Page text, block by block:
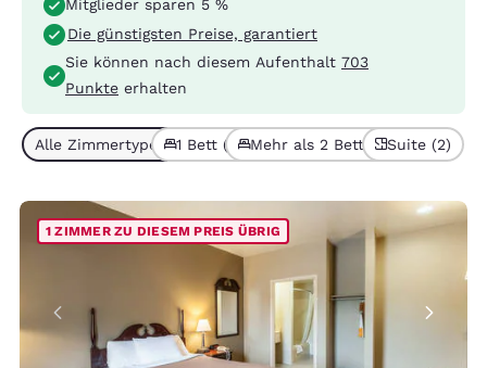
Mitglieder sparen 5 %
Die günstigsten Preise, garantiert
Sie können nach diesem Aufenthalt 703
Punkte erhalten
Alle Zimmertypen (6)1 Bett (3) Mehr als 2 Betten (3)Suite (2)
1 ZIMMER ZU DIESEM PREIS ÜBRIG